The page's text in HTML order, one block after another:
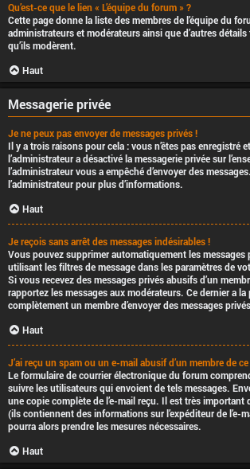
Qu’est-ce que le lien « L’équipe du forum » ?
Cette page donne la liste des membres de l’équipe du
administrateurs et modérateurs ainsi que d’autres
qu’ils modèrent.
Haut
Messagerie privée
Je ne peux pas envoyer de messages privés !
Il y a trois raisons pour cela : vous n’êtes pas enregistré
l’administrateur a désactivé la messagerie privée sur
l’administrateur vous a empêché d’envoyer des
l’administrateur pour plus d’informations.
Haut
Je reçois sans arrêt des messages indésirables !
Vous pouvez supprimer automatiquement les messages
utilisant les filtres de message dans les paramètres de
Si vous recevez des messages privés abusifs d’un
rapportez les messages aux modérateurs. Ce dernier a la
complètement un membre d’envoyer des messages
Haut
J’ai reçu un spam ou un e-mail abusif d’un membre de
Le formulaire de courrier électronique du forum
suivre les utilisateurs qui envoient de tels messages.
une copie complète de l’e-mail reçu. Il est très important
(ils contiennent des informations sur l’expéditeur de l’e-
pourra alors prendre les mesures nécessaires.
Haut